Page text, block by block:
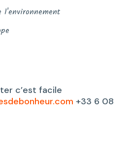
l'environnement
c’est facile
+33 6 08